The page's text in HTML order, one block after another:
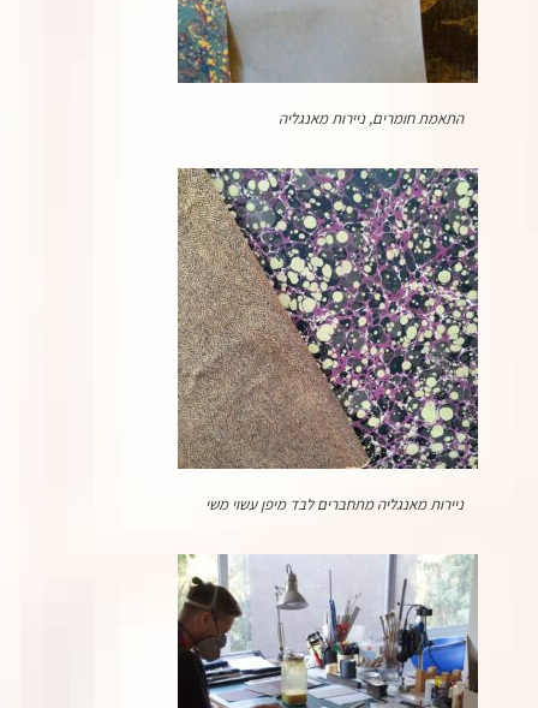
התאמת חומרים, ניירות מאנגליה
ניירות מאנגליה מתחברים לבד מיפן עשוי משי